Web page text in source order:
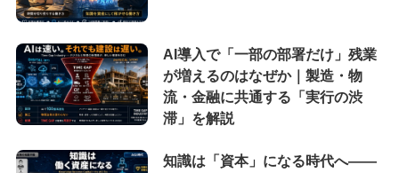
AI導入で「一部の部署だけ」残業
が増えるのはなぜか｜製造・物
流・金融に共通する「実行の渋
滞」を解説
知識は「資本」になる時代へ——